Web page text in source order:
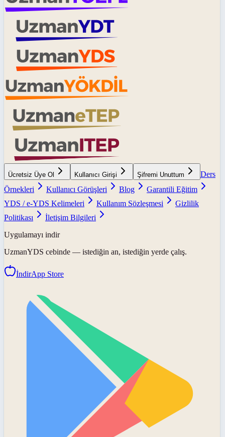
Ücretsiz Üye Ol Kullanıcı Girişi Şifremi Unuttum
Ders
Örnekleri
Kullanıcı Görüşleri Blog
Garantili Eğitim
YDS / e-YDS Kelimeleri
Kullanım Sözleşmesi
Gizlilik
Politikası
İletişim Bilgileri
Uygulamayı indir
UzmanYDS cebinde — istediğin an, istediğin yerde çalış.
İndirApp Store